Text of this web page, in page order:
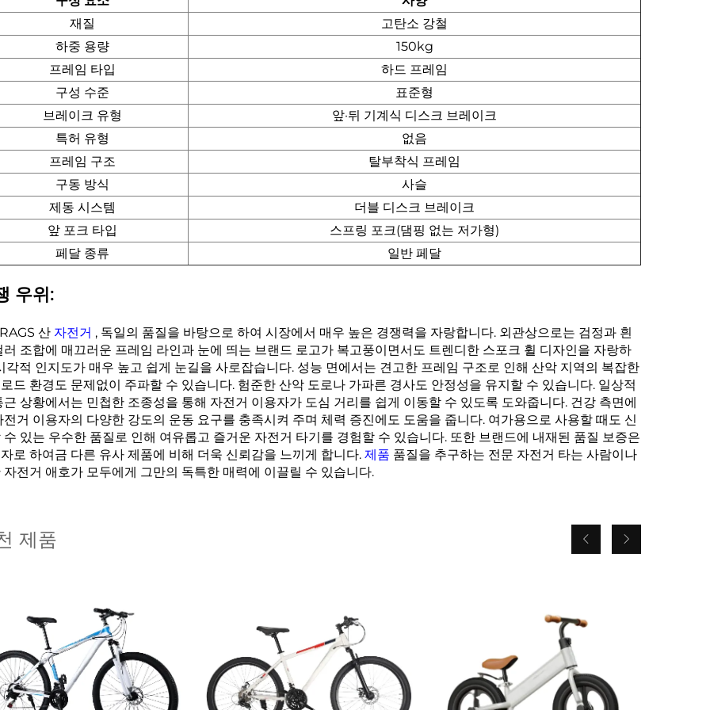
재질
고탄소 강철
하중 용량
150kg
프레임 타입
하드 프레임
구성 수준
표준형
브레이크 유형
앞·뒤 기계식 디스크 브레이크
특허 유형
없음
프레임 구조
탈부착식 프레임
구동 방식
사슬
제동 시스템
더블 디스크 브레이크
앞 포크 타입
스프링 포크(댐핑 없는 저가형)
페달 종류
일반 페달
우위:
산 자전거 , 독일의 품질을 바탕으로 하여 시장에서 매우 높은 경쟁력을 자랑합니다. 외관상으로는 검정과 흰
러 조합에 매끄러운 프레임 라인과 눈에 띄는 브랜드 로고가 복고풍이면서도 트렌디한 스포크 휠 디자인을 자랑하
각적 인지도가 매우 높고 쉽게 눈길을 사로잡습니다. 성능 면에서는 견고한 프레임 구조로 인해 산악 지역의 복잡한
드 환경도 문제없이 주파할 수 있습니다. 험준한 산악 도로나 가파른 경사도 안정성을 유지할 수 있습니다. 일상적
근 상황에서는 민첩한 조종성을 통해 자전거 이용자가 도심 거리를 쉽게 이동할 수 있도록 도와줍니다. 건강 측면에
전거 이용자의 다양한 강도의 운동 요구를 충족시켜 주며 체력 증진에도 도움을 줍니다. 여가용으로 사용할 때도 신
수 있는 우수한 품질로 인해 여유롭고 즐거운 자전거 타기를 경험할 수 있습니다. 또한 브랜드에 내재된 품질 보증은
로 하여금 다른 유사 제품에 비해 더욱 신뢰감을 느끼게 합니다. 제품 품질을 추구하는 전문 자전거 타는 사람이나
자전거 애호가 모두에게 그만의 독특한 매력에 이끌릴 수 있습니다.
제품